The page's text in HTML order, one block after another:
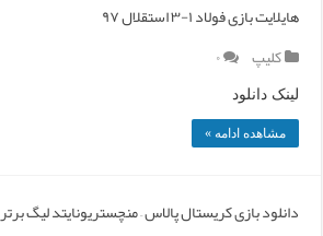
هایلایت بازی فولاد ۱-۳ استقلال ۹۷
کلیپ
۰
لینک دانلود
مشاهده ادامه »
دانلود بازی کریستال پالاس – منچستریونایتد لیگ